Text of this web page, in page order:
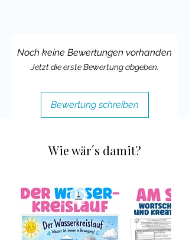
Noch keine Bewertungen vorhanden
Jetzt die erste Bewertung abgeben.
Bewertung schreiben
Wie wär´s damit?